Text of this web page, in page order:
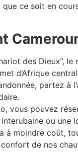
ce soit en
des Dieux”,
d’Afrique
partez à
vous pouvez
ou une
à moindre coût,
de nos